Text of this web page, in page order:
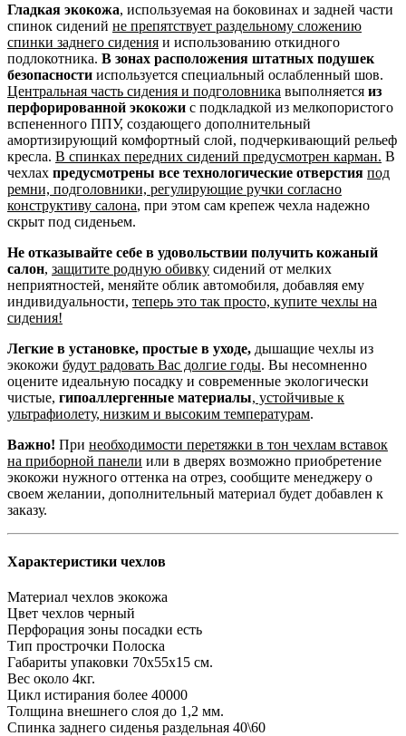
Гладкая экокожа, используемая на боковинах и задней части
спинок сидений не препятствует раздельному сложению
спинки заднего сидения и использованию откидного
подлокотника. В зонах расположения штатных подушек
безопасности используется специальный ослабленный шов.
Центральная часть сидения и подголовника выполняется из
перфорированной экокожи с подкладкой из мелкопористого
вспененного ППУ, создающего дополнительный
амортизирующий комфортный слой, подчеркивающий рельеф
кресла. В спинках передних сидений предусмотрен карман. В
чехлах предусмотрены все технологические отверстия под
ремни, подголовники, регулирующие ручки согласно
конструктиву салона, при этом сам крепеж чехла надежно
скрыт под сиденьем.
Не отказывайте себе в удовольствии получить кожаный
салон, защитите родную обивку сидений от мелких
неприятностей, меняйте облик автомобиля, добавляя ему
индивидуальности, теперь это так просто, купите чехлы на
сидения!
Легкие в установке, простые в уходе, дышащие чехлы из
экокожи будут радовать Вас долгие годы. Вы несомненно
оцените идеальную посадку и современные экологически
чистые, гипоаллергенные материалы, устойчивые к
ультрафиолету, низким и высоким температурам.
Важно! При необходимости перетяжки в тон чехлам вставок
на приборной панели или в дверях возможно приобретение
экокожи нужного оттенка на отрез, сообщите менеджеру о
своем желании, дополнительный материал будет добавлен к
заказу.
Характеристики чехлов
Материал чехлов экокожа
Цвет чехлов черный
Перфорация зоны посадки есть
Тип прострочки Полоска
Габариты упаковки 70х55х15 см.
Вес около 4кг.
Цикл истирания более 40000
Толщина внешнего слоя до 1,2 мм.
Спинка заднего сиденья раздельная 40\60